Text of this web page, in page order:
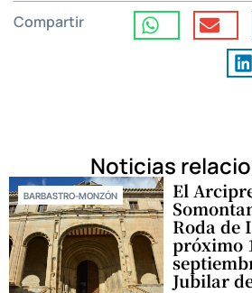
Compartir
Noticias
BARBASTRO-MONZÓN El
Roda de
próximo
Jubilar